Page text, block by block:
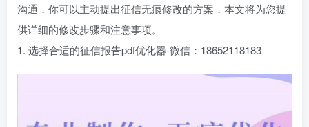
沟通，你可以主动提出征信无痕修改的方案，本文将为您提
供详细的修改步骤和注意事项。
1. 选择合适的征信报告pdf优化器-微信：18652118183